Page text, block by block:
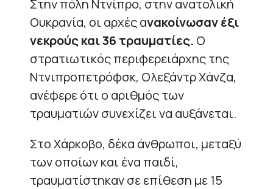
Στην πόλη Ντνίπρο, στην ανατολική
Ουκρανία, οι αρχές ανακοίνωσαν έξι
νεκρούς και 36 τραυματίες. Ο
στρατιωτικός περιφερειάρχης της
Ντνιπροπετρόφσκ, Ολεξάντρ Χάνζα,
ανέφερε ότι ο αριθμός των
τραυματιών συνεχίζει να αυξάνεται.
Στο Χάρκοβο, δέκα άνθρωποι, μεταξύ
των οποίων και ένα παιδί,
τραυματίστηκαν σε επίθεση με 15